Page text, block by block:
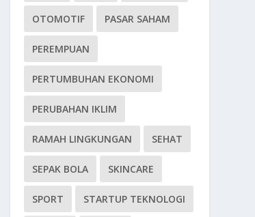
OTOMOTIF PASAR SAHAM
PEREMPUAN
PERTUMBUHAN EKONOMI
PERUBAHAN IKLIM
RAMAH LINGKUNGAN SEHAT
SEPAK BOLA SKINCARE
SPORT STARTUP TEKNOLOGI